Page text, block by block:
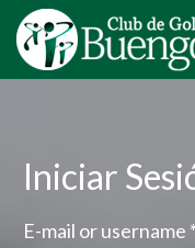
Pasar
contenido
principal
Iniciar
E-mail or username *